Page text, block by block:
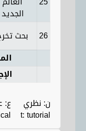
الجديد
بحث
26
t: tutorial